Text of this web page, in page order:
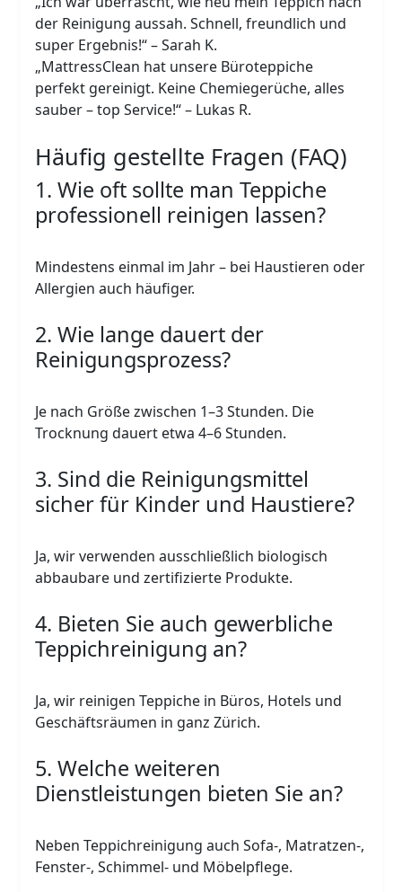
der Reinigung aussah. Schnell, freundlich und
super Ergebnis!“ – Sarah K.
„MattressClean hat unsere Büroteppiche
perfekt gereinigt. Keine Chemiegerüche, alles
sauber – top Service!“ – Lukas R.
Häufig gestellte Fragen (FAQ)
1. Wie oft sollte man Teppiche
professionell reinigen lassen?
Mindestens einmal im Jahr – bei Haustieren oder
Allergien auch häufiger.
2. Wie lange dauert der
Reinigungsprozess?
Je nach Größe zwischen 1–3 Stunden. Die
Trocknung dauert etwa 4–6 Stunden.
3. Sind die Reinigungsmittel
sicher für Kinder und Haustiere?
Ja, wir verwenden ausschließlich biologisch
abbaubare und zertifizierte Produkte.
4. Bieten Sie auch gewerbliche
Teppichreinigung an?
Ja, wir reinigen Teppiche in Büros, Hotels und
Geschäftsräumen in ganz Zürich.
5. Welche weiteren
Dienstleistungen bieten Sie an?
Neben Teppichreinigung auch Sofa-, Matratzen-,
Fenster-, Schimmel- und Möbelpflege.